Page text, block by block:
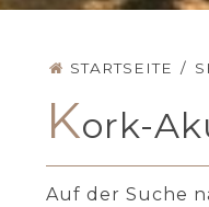
STARTSEITE /
Kork-
Auf der Suche